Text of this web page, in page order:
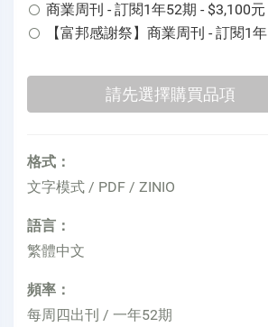
商業周刊 - 訂閱1年52期 - $3,100元
【富邦感謝祭】商業周刊 - 訂閱1
格式：
文字模式 / PDF / ZINIO
語言：
繁體中文
頻率：
每周四出刊 / 一年52期